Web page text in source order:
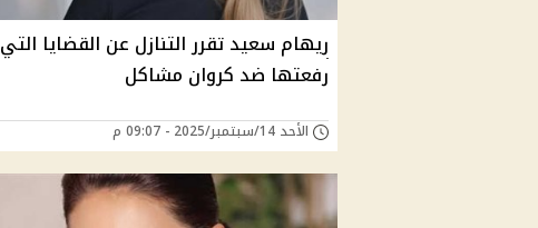
ريهام سعيد تقرر التنازل عن القضايا التي
رفعتها ضد كروان مشاكل
الأحد 14/سبتمبر/2025 - 09:07 م